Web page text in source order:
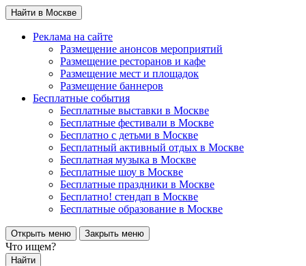
Найти в Москве
Реклама на сайте
Размещение анонсов мероприятий
Размещение ресторанов и кафе
Размещение мест и площадок
Размещение баннеров
Бесплатные события
Бесплатные выставки в Москве
Бесплатные фестивали в Москве
Бесплатно с детьми в Москве
Бесплатный активный отдых в Москве
Бесплатная музыка в Москве
Бесплатные шоу в Москве
Бесплатные праздники в Москве
Бесплатно! стендап в Москве
Бесплатные образование в Москве
Открыть меню Закрыть меню
Что ищем?
Найти